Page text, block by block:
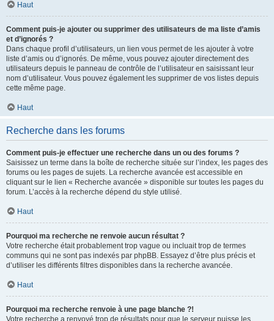
Haut
Comment puis-je ajouter ou supprimer des utilisateurs de ma liste d’amis
et d’ignorés ?
Dans chaque profil d’utilisateurs, un lien vous permet de les ajouter à votre
liste d’amis ou d’ignorés. De même, vous pouvez ajouter directement des
utilisateurs depuis le panneau de contrôle de l’utilisateur en saisissant leur
nom d’utilisateur. Vous pouvez également les supprimer de vos listes depuis
cette même page.
Haut
Recherche dans les forums
Comment puis-je effectuer une recherche dans un ou des forums ?
Saisissez un terme dans la boîte de recherche située sur l’index, les pages des
forums ou les pages de sujets. La recherche avancée est accessible en
cliquant sur le lien « Recherche avancée » disponible sur toutes les pages du
forum. L’accès à la recherche dépend du style utilisé.
Haut
Pourquoi ma recherche ne renvoie aucun résultat ?
Votre recherche était probablement trop vague ou incluait trop de termes
communs qui ne sont pas indexés par phpBB. Essayez d’être plus précis et
d’utiliser les différents filtres disponibles dans la recherche avancée.
Haut
Pourquoi ma recherche renvoie à une page blanche ?!
Votre recherche a renvoyé trop de résultats pour que le serveur puisse les